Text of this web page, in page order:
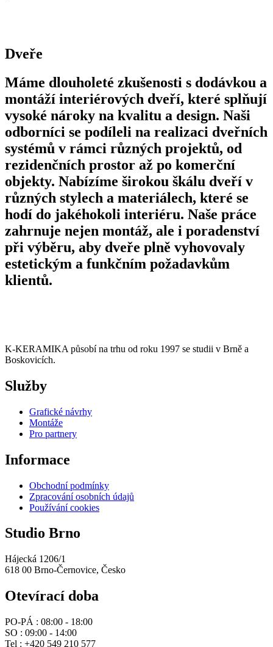
Dveře
Máme dlouholeté zkušenosti s dodávkou a
montáží interiérových dveří, které splňují
vysoké nároky na kvalitu a design. Naši
odborníci se podíleli na realizaci dveřních
systémů v rámci různých projektů, od
rezidenčních prostor až po komerční
objekty. Nabízíme širokou škálu dveří v
různých stylech a materiálech, které se
hodí do jakéhokoli interiéru. Naše práce
zahrnuje nejen montáž, ale i poradenství
při výběru, aby dveře plně vyhovovaly
estetickým a funkčním požadavkům
klientů.
K-KERAMIKA působí na trhu od roku 1997 se studii v Brně a
Boskovicích.
Služby
Grafické návrhy
Montáže
Pro partnery
Informace
Obchodní podmínky
Zpracování osobních údajů
Používání cookies
Studio Brno
Hájecká 1206/1
618 00 Brno-Černovice, Česko
Otevírací doba
PO-PÁ : 08:00 - 18:00
SO : 09:00 - 14:00
Tel : +420 549 210 577